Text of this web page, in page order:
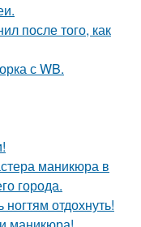
после того, как
с WB.
маникюра в
города.
отдохнуть!